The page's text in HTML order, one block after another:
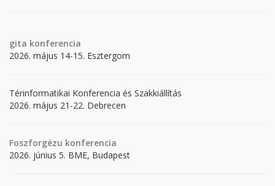
gita konferencia
2026. május 14-15. Esztergom
Térinformatikai Konferencia és Szakkiállítás
2026. május 21-22. Debrecen
Foszforgézu konferencia
2026. június 5. BME, Budapest